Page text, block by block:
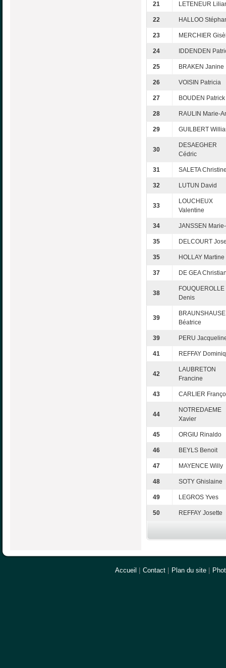
21 LETENEUR
22 HALLOO
23 MERCHIER
24 IDDENDEN
25 BRAKEN Janine
26 VOISIN Patricia
27 BOUDEN Patrick
28 RAULIN Marie-
29 GUILBERT
30
DESAEGHER
Cédric
31 SALETA
32 LUTUN David
33
LOUCHEUX
Valentine
34 JANSSEN
35 DELCOURT
35 HOLLAY Martine
37 DE GEA
38
FOUQUEROLLE
Denis
39
Béatrice
39 PERU
41 REFFAY
42
LAUBRETON
Francine
43 CARLIER
44
NOTREDAEME
Xavier
45 ORGIU Rinaldo
46 BEYLS Benoit
47 MAYENCE Willy
48 SOTY Ghislaine
49 LEGROS Yves
50 REFFAY Josette
Accueil Contact Plan du site